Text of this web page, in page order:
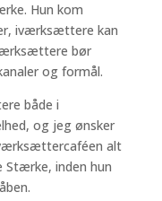
Hun kom
iværksættere kan
bør
og formål.
både i
og jeg ønsker
alt
Stærke, inden hun